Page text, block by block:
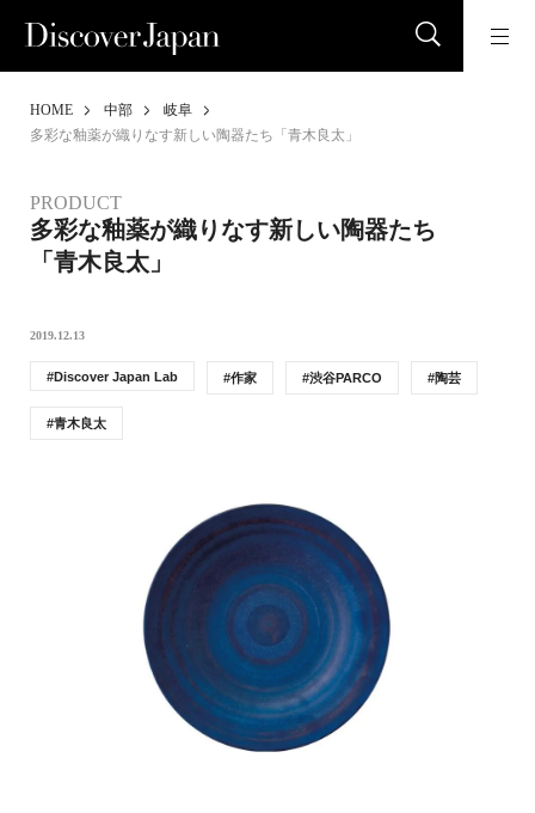
HOME 中部
岐阜
多彩な釉薬が織りなす新しい陶器たち「青木良太」
PRODUCT
多彩な釉薬が織りなす新しい陶器たち
「青木良太」
2019.12.13
Discover Japan Lab 作家 渋谷PARCO 陶芸
青木良太